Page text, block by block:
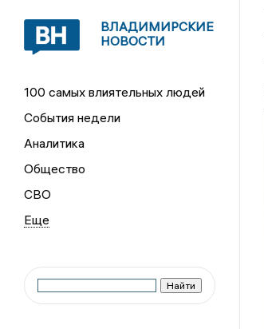
ВЛАДИМИРСКИЕ
НОВОСТИ
100 самых влиятельных людей
События недели
Аналитика
Общество
СВО